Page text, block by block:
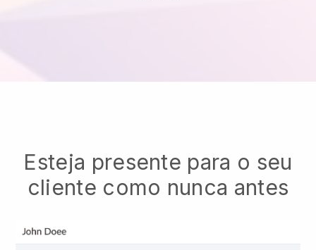
Esteja presente para o seu
cliente como nunca antes